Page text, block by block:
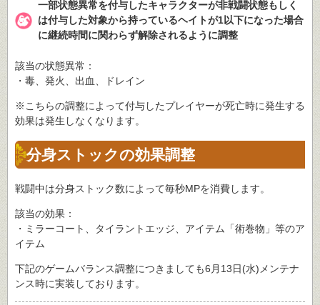
一部状態異常を付与したキャラクターが非戦闘状態もしく
は付与した対象から持っているヘイトが1以下になった場合
に継続時間に関わらず解除されるように調整
該当の状態異常：
・毒、発火、出血、ドレイン
※こちらの調整によって付与したプレイヤーが死亡時に発生する
効果は発生しなくなります。
分身ストックの効果調整
戦闘中は分身ストック数によって毎秒MPを消費します。
該当の効果：
・ミラーコート、タイラントエッジ、アイテム「術巻物」等のア
イテム
下記のゲームバランス調整につきましても6月13日(水)メンテナ
ンス時に実装しております。